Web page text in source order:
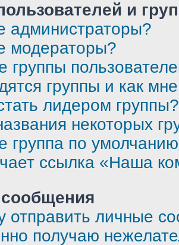
и
администраторы?
модераторы?
группы
группы и как
лидером группы?
некоторых
группа по
ссылка «Наша
отправить личные
получаю